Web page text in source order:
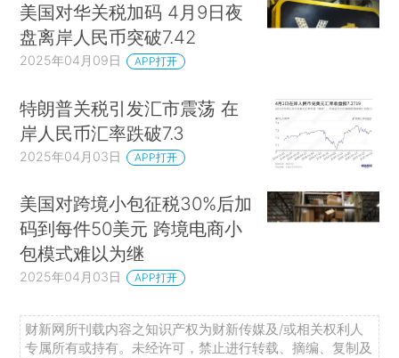
美国对华关税加码 4月9日夜
盘离岸人民币突破7.42
2025年04月09日 APP打开
特朗普关税引发汇市震荡 在
岸人民币汇率跌破7.3
2025年04月03日 APP打开
美国对跨境小包征税30%后加
码到每件50美元 跨境电商小
包模式难以为继
2025年04月03日 APP打开
财新网所刊载内容之知识产权为财新传媒及/或相关权利人
专属所有或持有。未经许可，禁止进行转载、摘编、复制及